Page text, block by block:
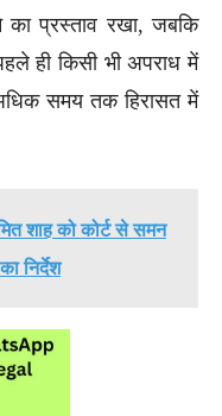
का प्रस्ताव रखा, जबकि
ही किसी भी अपराध में
समय तक हिरासत में
शाह को कोर्ट से समन
निर्देश